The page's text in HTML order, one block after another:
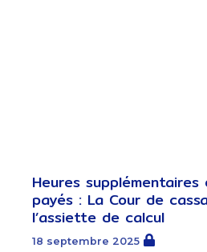
Heures
payés : La Cour de
l’assiette de calcul
18 septembre 2025